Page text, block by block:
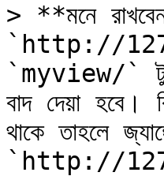
> **মনে
`http://
`myview/`
বাদ দেয়া
থাকে তাহলে
`http://